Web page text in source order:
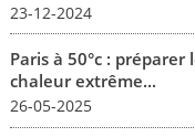
23-12-2024
Paris à 50°c :
chaleur extrême...
26-05-2025